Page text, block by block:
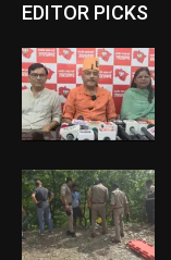
EDITOR PICKS